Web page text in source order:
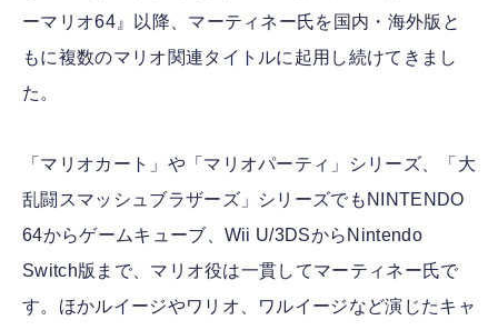
ーマリオ64』以降、マーティネー氏を国内・海外版と
もに複数のマリオ関連タイトルに起用し続けてきまし
た。
「マリオカート」や「マリオパーティ」シリーズ、「大
乱闘スマッシュブラザーズ」シリーズでもNINTENDO
64からゲームキューブ、Wii U/3DSからNintendo
Switch版まで、マリオ役は一貫してマーティネー氏で
す。ほかルイージやワリオ、ワルイージなど演じたキャ